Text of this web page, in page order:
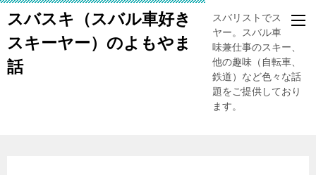
スバスキ（スバル車好き
スキーヤー）のよもやま
話
スバリストでスキー
ヤー。スバル車、趣
味兼仕事のスキー、
他の趣味（自転車、
鉄道）など色々な話
題をご提供しており
ます。